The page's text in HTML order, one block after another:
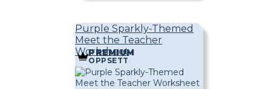
Purple Sparkly-Themed
Meet the Teacher
Worksheet
PREMIUM
OPPSETT